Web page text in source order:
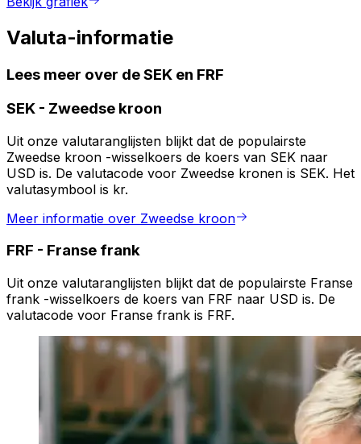
Valuta-informatie
Lees meer over de SEK en FRF
SEK - Zweedse kroon
Uit onze valutaranglijsten blijkt dat de populairste
Zweedse kroon -wisselkoers de koers van SEK naar
USD is. De valutacode voor Zweedse kronen is SEK. Het
valutasymbool is kr.
Meer informatie over Zweedse kroon
FRF - Franse frank
Uit onze valutaranglijsten blijkt dat de populairste Franse
frank -wisselkoers de koers van FRF naar USD is. De
valutacode voor Franse frank is FRF.